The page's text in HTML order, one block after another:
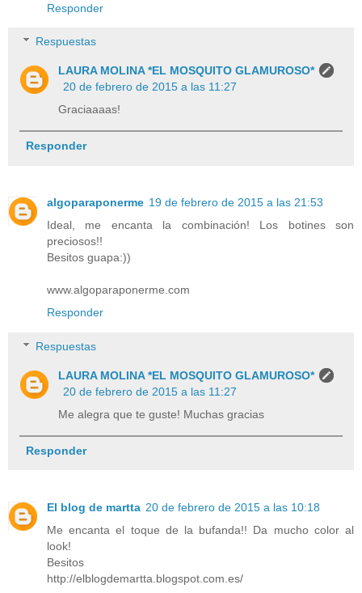
Responder
Respuestas
LAURA MOLINA *EL MOSQUITO GLAMUROSO*
20 de febrero de 2015 a las 11:27
Graciaaaas!
Responder
algoparaponerme 19 de febrero de 2015 a las 21:53
Ideal, me encanta la combinación! Los botines son
preciosos!!
Besitos guapa:))
www.algoparaponerme.com
Responder
Respuestas
LAURA MOLINA *EL MOSQUITO GLAMUROSO*
20 de febrero de 2015 a las 11:27
Me alegra que te guste! Muchas gracias
Responder
El blog de martta 20 de febrero de 2015 a las 10:18
Me encanta el toque de la bufanda!! Da mucho color al
look!
Besitos
http://elblogdemartta.blogspot.com.es/